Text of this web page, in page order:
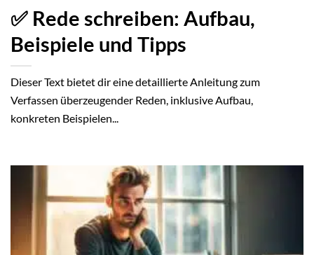
✅ Rede schreiben: Aufbau,
Beispiele und Tipps
Dieser Text bietet dir eine detaillierte Anleitung zum
Verfassen überzeugender Reden, inklusive Aufbau,
konkreten Beispielen...